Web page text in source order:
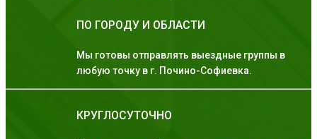
ПО ГОРОДУ И ОБЛАСТИ
Мы готовы отправлять выездные группы в
любую точку в г. Почино-Софиевка.
КРУГЛОСУТОЧНО